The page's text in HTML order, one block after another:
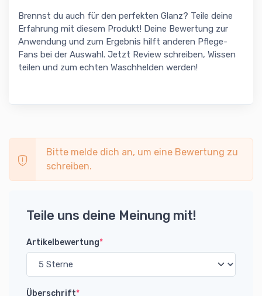
Brennst du auch für den perfekten Glanz? Teile deine
Erfahrung mit diesem Produkt! Deine Bewertung zur
Anwendung und zum Ergebnis hilft anderen Pflege-
Fans bei der Auswahl. Jetzt Review schreiben, Wissen
teilen und zum echten Waschhelden werden!
Bitte melde dich an, um eine Bewertung zu
schreiben.
Teile uns deine Meinung mit!
Artikelbewertung*
Überschrift*